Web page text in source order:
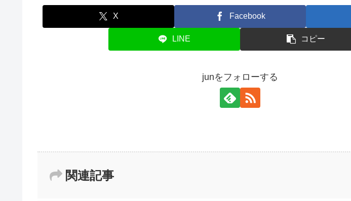
X Facebook
LINE コピー
junをフォローする
関連記事